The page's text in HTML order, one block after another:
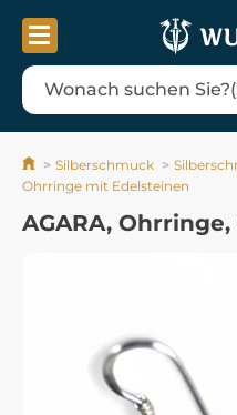
Silberschmuck
Ohrringe mit Edelsteinen
AGARA,